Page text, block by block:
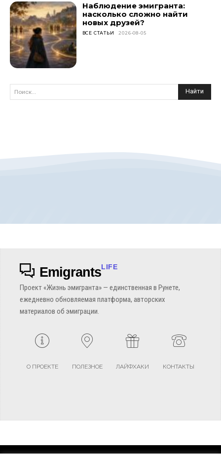
Наблюдение эмигранта:
насколько сложно найти
новых друзей?
ВСЕ СТАТЬИ 2026-08-05
Поиск... Найти
EmigrantsLIFE
Проект «Жизнь эмигранта» — единственная в Рунете,
ежедневно обновляемая платформа, авторских
материалов об эмиграции.
О ПРОЕКТЕ ПОЛЕЗНОЕ ЛАЙФХАКИ КОНТАКТЫ